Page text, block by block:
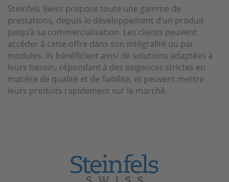
Steinfels Swiss propose toute une gamme de
prestations, depuis le développement d’un produit
jusqu’à sa commercialisation. Les clients peuvent
accéder à cette offre dans son intégralité ou par
modules. Ils bénéficient ainsi de solutions adaptées à
leurs besoin, répondant à des exigences strictes en
matière de qualité et de fiabilité, et peuvent mettre
leurs produits rapidement sur le marché.